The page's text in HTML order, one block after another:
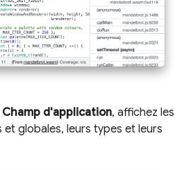
Champ d'application, affichez les
et globales, leurs types et leurs